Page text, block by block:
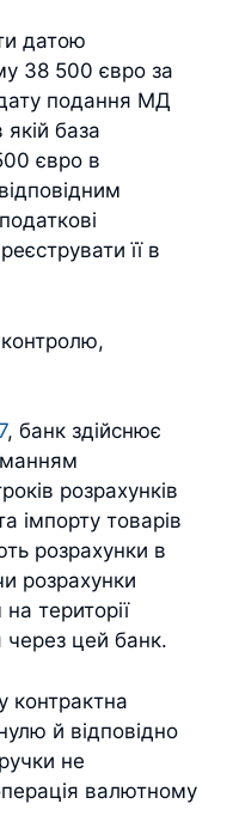
датою
38 500 євро за
подання МД
база
євро в
її в
, банк здійснює
розрахунків
імпорту товарів
розрахунки в
розрахунки
території
через цей банк.
контрактна
й відповідно
не
валютному